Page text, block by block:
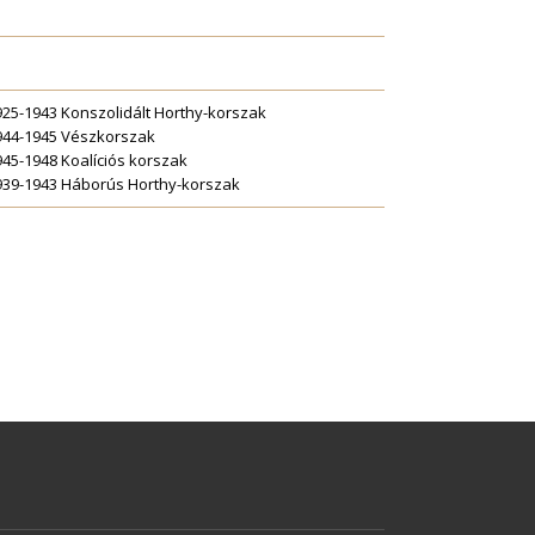
1943 Konszolidált Horthy-korszak
1945 Vészkorszak
1948 Koalíciós korszak
1943 Háborús Horthy-korszak